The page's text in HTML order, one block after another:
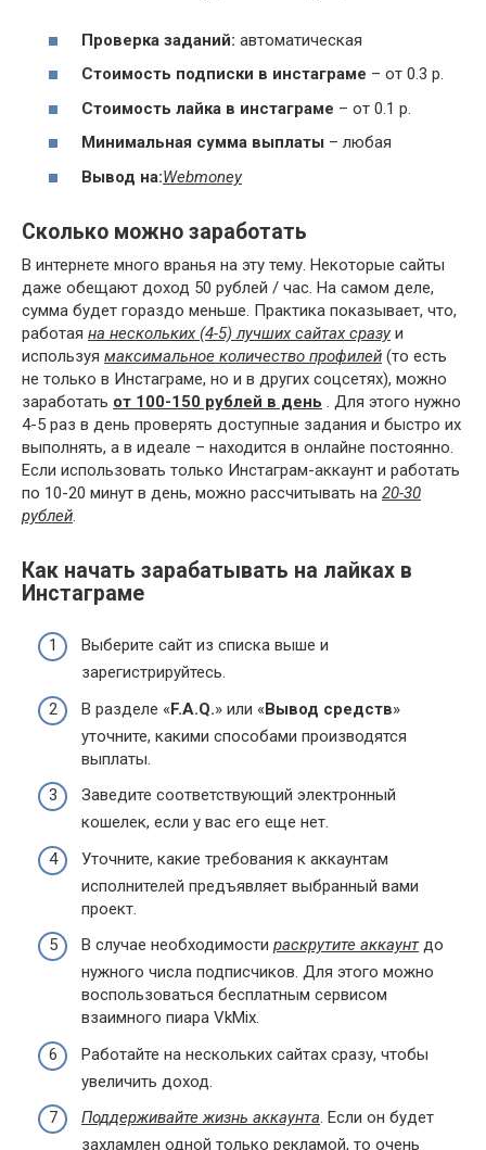
Проверка заданий: автоматическая
Стоимость подписки в инстаграме – от 0.3 р.
Стоимость лайка в инстаграме – от 0.1 р.
Минимальная сумма выплаты – любая
Вывод на:Webmoney
Сколько можно заработать
В интернете много вранья на эту тему. Некоторые сайты
даже обещают доход 50 рублей / час. На самом деле,
сумма будет гораздо меньше. Практика показывает, что,
работая на нескольких (4-5) лучших сайтах сразуи
используя максимальное количество профилей (то есть
не только в Инстаграме, но и в других соцсетях), можно
заработать от 100-150 рублей в день . Для этого нужно
4-5 раз в день проверять доступные задания и быстро их
выполнять, а в идеале – находится в онлайне постоянно.
Если использовать только Инстаграм-аккаунт и работать
по 10-20 минут в день, можно рассчитывать на 20-30
рублей
Как начать зарабатывать на лайках в
Инстаграме
Выберите сайт из списка выше и
зарегистрируйтесь.
В разделе «F.A.Q.» или «Вывод средств»
уточните, какими способами производятся
выплаты.
Заведите соответствующий электронный
кошелек, если у вас его еще нет.
Уточните, какие требования к аккаунтам
исполнителей предъявляет выбранный вами
проект.
В случае необходимости раскрутите аккаунтдо
нужного числа подписчиков. Для этого можно
воспользоваться бесплатным сервисом
взаимного пиара VkMix.
Работайте на нескольких сайтах сразу, чтобы
увеличить доход.
Поддерживайте жизнь аккаунта. Если он будет
захламлен одной только рекламой, то очень